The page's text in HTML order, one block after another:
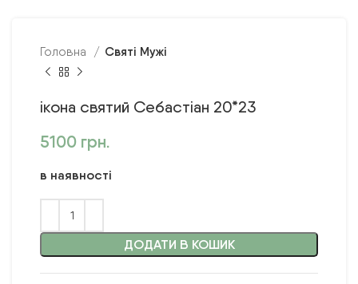
Головна Святі Мужі
ікона святий Себастіан 20*23
5100 грн.
в наявності
ДОДАТИ В КОШИК